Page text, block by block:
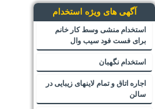
آگهی های ویژه استخدام
استخدام منشی وسط کار خانم
برای فست فود سیب وال
استخدام نگهبان
اجاره اتاق و تمام لاینهای زیبایی در
سالن